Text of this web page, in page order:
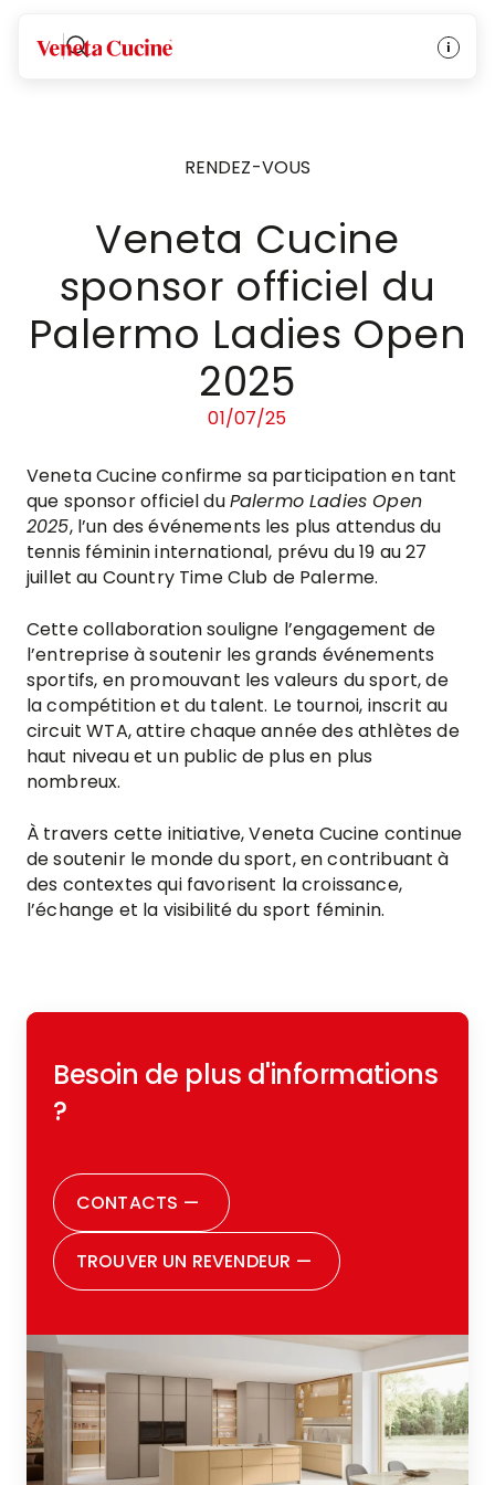
Veneta Cucine
RENDEZ-VOUS
Veneta Cucine
sponsor officiel du
Palermo Ladies Open
2025
01/07/25
Veneta Cucine confirme sa participation en tant
que sponsor officiel duPalermo Ladies Open
2025, l’un des événements les plus attendus du
tennis féminin international, prévu du 19 au 27
juillet au Country Time Club de Palerme.
Cette collaboration souligne l’engagement de
l’entreprise à soutenir les grands événements
sportifs, en promouvant les valeurs du sport, de
la compétition et du talent. Le tournoi, inscrit au
circuit WTA, attire chaque année des athlètes de
haut niveau et un public de plus en plus
nombreux.
À travers cette initiative, Veneta Cucine continue
de soutenir le monde du sport, en contribuant à
des contextes qui favorisent la croissance,
l’échange et la visibilité du sport féminin.
Besoin de plus d'informations
?
CONTACTS —
TROUVER UN REVENDEUR —